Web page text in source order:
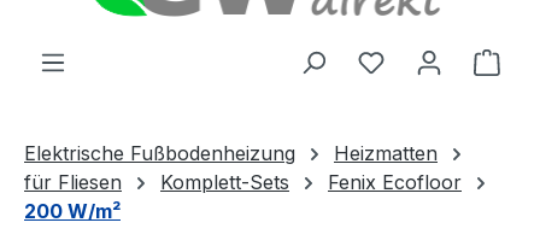
Elektrische Fußbodenheizung
Heizmatten
für Fliesen
Komplett-Sets
Fenix Ecofloor
200 W/m²